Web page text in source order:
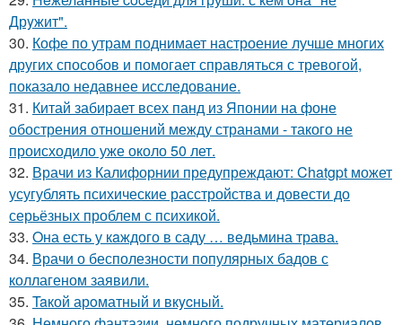
Дрyжит".
30. Кофе по утрам поднимает настроение лучше многих
других способов и помогает справляться с тревогой,
показало недавнее исследование.
31. Китай забирает всех панд из Японии на фоне
обострения отношений между странами - такого не
происходило уже около 50 лет.
32. Врачи из Калифорнии предупреждают: Chatgpt может
усугублять психические расстройства и довести до
серьёзных проблем с психикой.
33. Oна есть у кaждого в саду … вeдьмина трава.
34. Врачи о бесполезности популярных бадов с
коллагеном заявили.
35. Taкой арoматный и вкycный.